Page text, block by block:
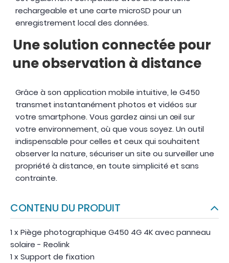
rechargeable et une carte microSD pour un
enregistrement local des données.
Une solution connectée pour
une observation à distance
Grâce à son application mobile intuitive, le G450
transmet instantanément photos et vidéos sur
votre smartphone. Vous gardez ainsi un œil sur
votre environnement, où que vous soyez. Un outil
indispensable pour celles et ceux qui souhaitent
observer la nature, sécuriser un site ou surveiller une
propriété à distance, en toute simplicité et sans
contrainte.
CONTENU DU PRODUIT
1 x Piège photographique G450 4G 4K avec panneau
solaire - Reolink
1 x Support de fixation